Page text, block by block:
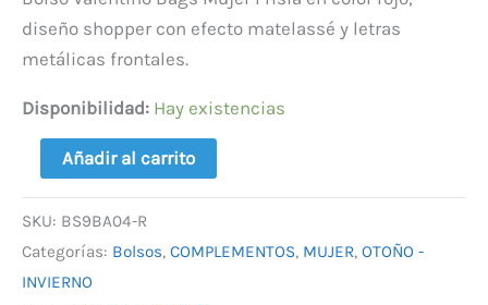
diseño shopper con efecto matelassé y letras
metálicas frontales.
Disponibilidad: Hay existencias
Añadir al carrito
SKU: BS9BA04-R
Categorías: Bolsos, COMPLEMENTOS, MUJER, OTOÑO -
INVIERNO